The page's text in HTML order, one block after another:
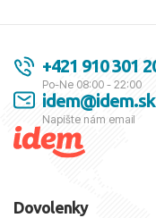
+421 910 301
Po-Ne 08:00 - 22:00
idem@idem.sk
Napíšte nám email
Dovolenky